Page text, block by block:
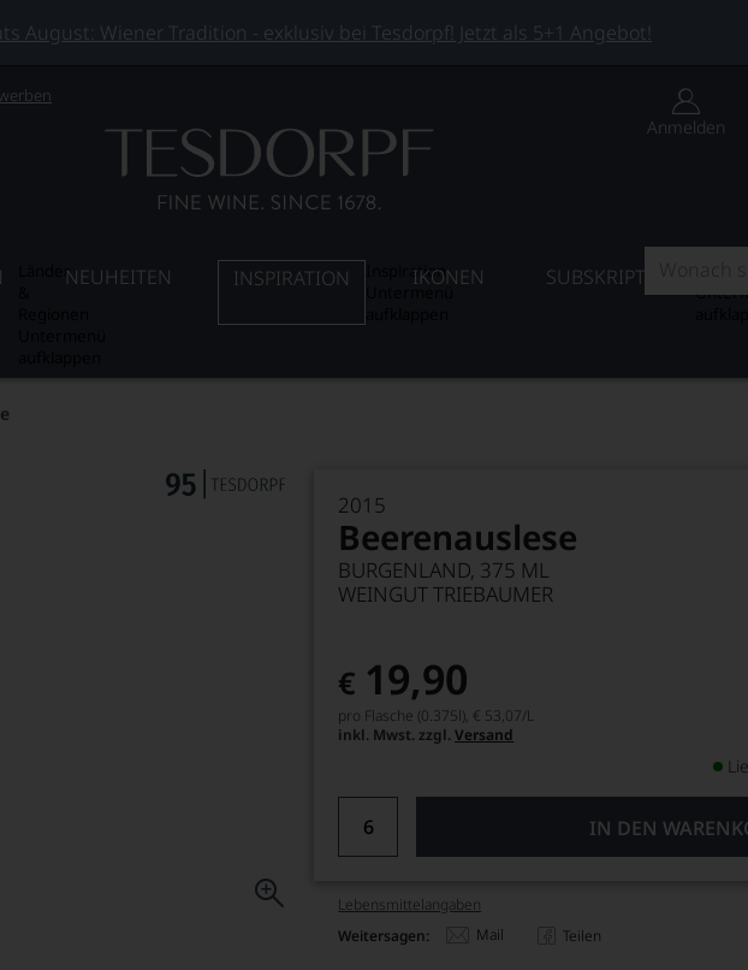
August: Wiener Tradition - exklusiv bei Tesdorpf! Jetzt als 5+1 Angebot!
Anmelden
LänderNEUHEITEN INSPIRATION
InspirationIKONEN SUBSKRIPTION
2015
Beerenauslese
BURGENLAND, 375 ML
WEINGUT TRIEBAUMER
€ 19,90
pro Flasche (0.375l), € 53,07/L
inkl. Mwst. zzgl.Versand
IN DEN
Lebensmittel­angaben
Weitersagen:
Mail Teilen